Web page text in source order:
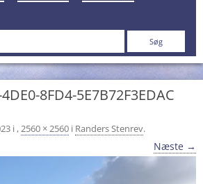
8FD4-5E7B72F3EDAC
i ,2560 × 2560 i Randers Stenrev.
Næste →